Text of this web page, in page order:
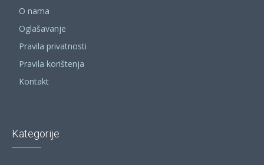
O nama
Oglašavanje
Pravila privatnosti
Pravila korištenja
Kontakt
Kategorije